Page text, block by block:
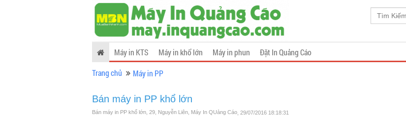
Máy in KTS Máy in khổ lớn Máy in phun
Đặt In Quảng Cáo
Trang chủ
Máy in PP
Bán máy in PP khổ lớn
Bán máy in PP khổ lớn, 29, Nguyễn Liên, Máy In QUảng Cáo , 29/07/2016 18:18:31